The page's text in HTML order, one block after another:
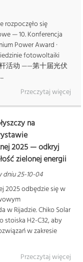
rozpoczęło się
— 10. Konferencja
Power Award ·
fotowoltaiki
杆活动 ——第十届光伏
Przeczytaj więcej
na
2025 — odkryj
zielonej energii
dniu 25-10-04
2025 odbędzie się w
w Rijadzie. Chiko Solar
stoiska H2-C32, aby
w zakresie
Przeczytaj więcej